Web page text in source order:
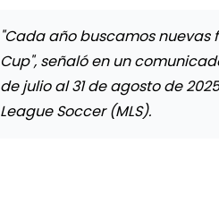
"Cada año buscamos
Cup", señaló en un
de julio al 31 de agosto de
League Soccer (MLS).